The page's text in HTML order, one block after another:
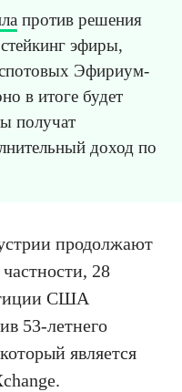
против решения
эфиры,
спотовых Эфириум-
в итоге будет
получат
доход по
продолжают
28
США
53-летнего
является